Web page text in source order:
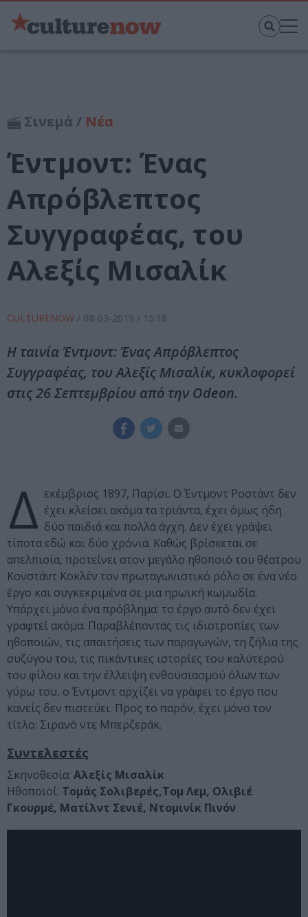
Σινεμά / Νέα
Έντμοντ: Ένας
Απρόβλεπτος
Συγγραφέας, του
Αλεξίς Μισαλίκ
CULTURENOW / 08-03-2019 / 15:18
Η ταινία Έντμοντ: Ένας Απρόβλεπτος
Συγγραφέας, του Αλεξίς Μισαλίκ, κυκλοφορεί
στις 26 Σεπτεμβρίου από την Odeon.
Δ εκέμβριος 1897, Παρίσι. Ο Έντμοντ Ροστάντ δεν
έχει κλείσει ακόμα τα τριάντα, έχει όμως ήδη
δύο παιδιά και πολλά άγχη. Δεν έχει γράψει
τίποτα εδώ και δύο χρόνια. Καθώς βρίσκεται σε
απελπισία, προτείνει στον μεγάλο ηθοποιό του θέατρου
Κονστάντ Κοκλέν τον πρωταγωνιστικό ρόλο σε ένα νέο
έργο και συγκεκριμένα σε μια ηρωική κωμωδία.
Υπάρχει μόνο ένα πρόβλημα: το έργο αυτό δεν έχει
γραφτεί ακόμα. Παραβλέποντας τις ιδιοτροπίες των
ηθοποιών, τις απαιτήσεις των παραγωγών, τη ζήλια της
συζύγου του, τις πικάντικες ιστορίες του καλύτερού
του φίλου και την έλλειψη ενθουσιασμού όλων των
γύρω του, ο Έντμοντ αρχίζει να γράφει το έργο που
κανείς δεν πιστεύει. Προς το παρόν, έχει μόνο τον
τίτλο: Σιρανό ντε Μπερζεράκ.
Συντελεστές
Σκηνοθεσία: Αλεξίς Μισαλίκ
Ηθοποιοί: Τομάς Σολιβερές,Τομ Λεμ, Ολιβιέ
Γκουρμέ, Ματίλντ Σενιέ, Ντομινίκ Πινόν